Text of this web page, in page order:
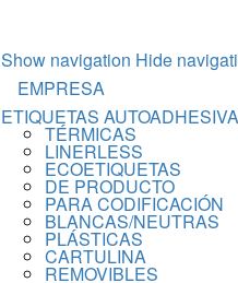
Show navigation Hide
EMPRESA
ETIQUETAS
TÉRMICAS
LINERLESS
ECOETIQUETAS
DE PRODUCTO
PARA CODIFICACIÓN
BLANCAS/NEUTRAS
PLÁSTICAS
CARTULINA
REMOVIBLES